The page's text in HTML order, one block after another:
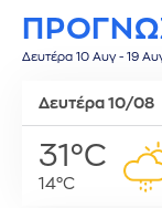
Δευτέρα 10 Αυγ - 19
Δευτέρα 10/08
31°C
14°C